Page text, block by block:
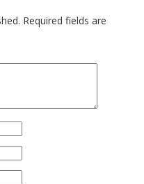
Required fields are